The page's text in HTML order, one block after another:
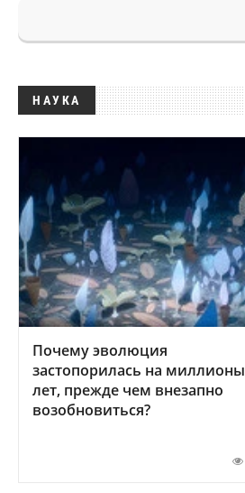
НАУКА
Почему эволюция
застопорилась на миллионы
лет, прежде чем внезапно
возобновиться?